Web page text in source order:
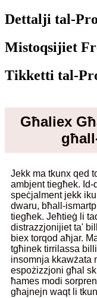
Dettalji tal-
Mistoqsijiet
Tikketti tal-
Għaliex
Jekk ma tkunx qed
ambjent tiegħek.
speċjalment jekk
dwaru, bħall-
tiegħek. Jeħtieġ li
distrazzjonijiet ta'
biex torqod aħjar.
tgħinek tirrilassa
insomnja kkawżata
espożizzjoni għal
ħames modi
għajnejn waqt li